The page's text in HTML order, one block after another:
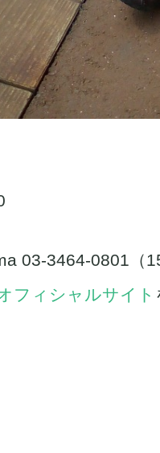
03-3464-0801（
フィシャルサイト